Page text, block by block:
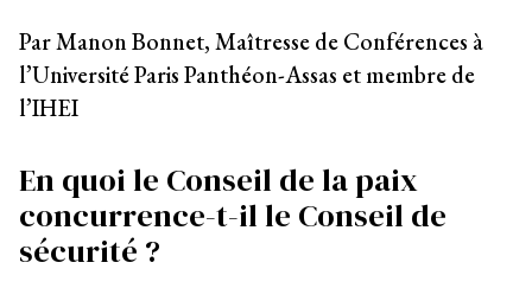
Par Manon Bonnet, Maîtresse de Conférences à
l’Université Paris Panthéon-Assas et membre de
l’IHEI
En quoi le Conseil de la paix
concurrence-t-il le Conseil de
sécurité ?